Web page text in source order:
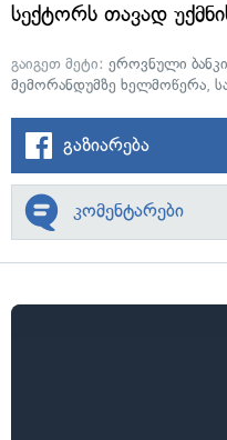
სექტორს თავად
გაიგეთ მეტი: ეროვნული ბანკი
მემორანდუმზე ხელმოწერა,
გაზიარება
კომენტარები